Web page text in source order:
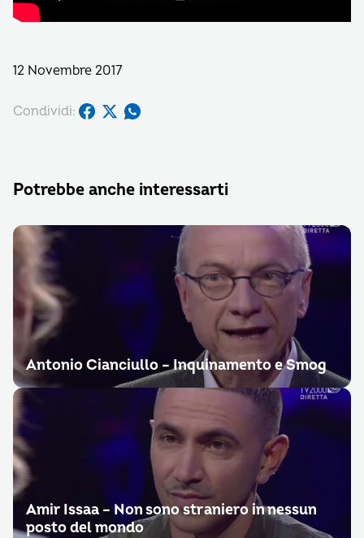
12 Novembre 2017
Condividi:
Potrebbe anche interessarti
Antonio Cianciullo – Inquinamento e Smog
Amir Issaa – Non sono straniero in nessun
posto del mondo